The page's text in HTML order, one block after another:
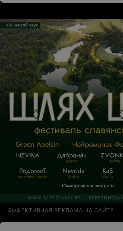
можно было сделать лучше!
когда 4 ногтя сделали ), ответ
да ладно. Когда маникюр был
Показала мастеру , что меня не
выложили покрытие , неровно.
доложили цвет. Все ногти у
шороховатые. Меня не
Мне их просто начали
убирать длину !!!!! Ногти все
лучшего. Мастер сказала
свою работу хорошо.
никаких изъянов. Больше не вернусь.
Клиентоориентированность
ЭФФЕКТИВНАЯ РЕКЛАМА НА САЙТЕ